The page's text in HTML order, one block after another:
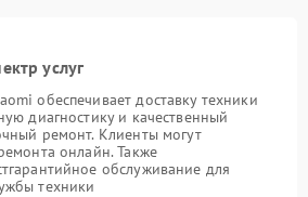
услуг
обеспечивает доставку техники
диагностику и качественный
ремонт. Клиенты могут
онлайн. Также
обслуживание для
техники